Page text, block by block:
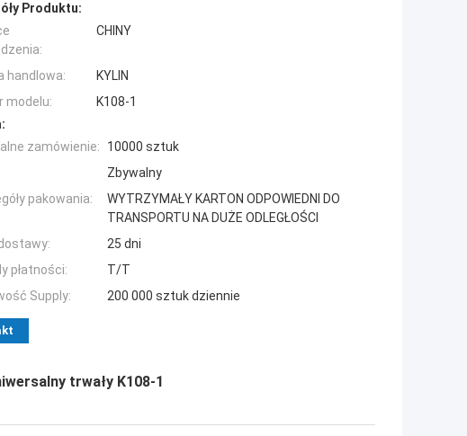
Produktu:
CHINY
handlowa:
KYLIN
modelu:
K108-1
zamówienie:
10000 sztuk
Zbywalny
pakowania:
WYTRZYMAŁY KARTON ODPOWIEDNI DO
TRANSPORTU NA DUŻE ODLEGŁOŚCI
25 dni
płatności:
T/T
Supply:
200 000 sztuk dziennie
trwały K108-1